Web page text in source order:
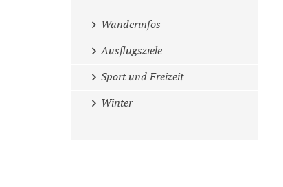
Wanderinfos
Ausflugsziele
Sport und Freizeit
Winter